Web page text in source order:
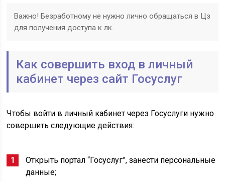
Важно! Безработному не нужно лично обращаться в Цз
для получения доступа к лк.
Как совершить вход в личный
кабинет через сайт Госуслуг
Чтобы войти в личный кабинет через Госуслуги нужно
совершить следующие действия:
Открыть портал “Госуслуг”, занести персональные
данные;